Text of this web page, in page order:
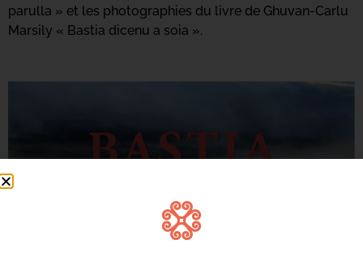
parulla » et les photographies du livre de Ghuvan-Carlu
Marsily « Bastia dicenu a soia ».